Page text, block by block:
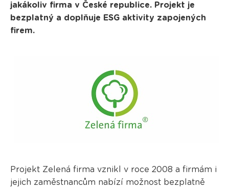
jakákoliv firma v České republice. Projekt je
bezplatný a doplňuje ESG aktivity zapojených
firem.
Projekt Zelená firma vznikl v roce 2008 a firmám i
jejich zaměstnancům nabízí možnost bezplatně